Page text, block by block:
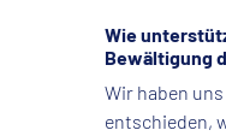
Wie
Bewältigung
Wir haben
entschieden,